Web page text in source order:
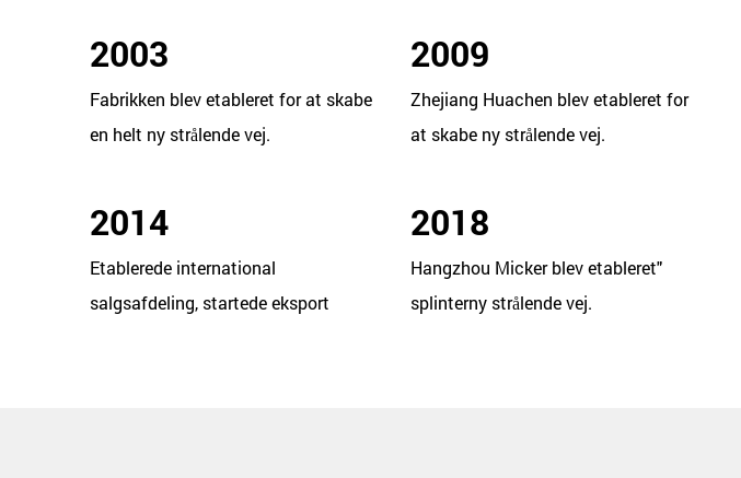
2003
Fabrikken blev etableret for at skabe
en helt ny strålende vej.
2009
Zhejiang Huachen blev etableret for
at skabe ny strålende vej.
2014
Etablerede international
salgsafdeling, startede eksport
2018
Hangzhou Micker blev etableret"
splinterny strålende vej.